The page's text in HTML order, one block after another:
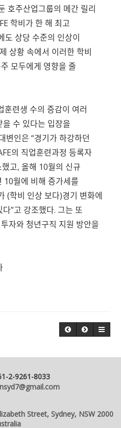
호주산업그룹의 메간 릴리
학비가 한 해 최고
도 상당 수준의 인상이
상황 속에서 이러한 학비
모두에게 영향을 줄
훈련생 수의 증감이 여러
수 있다는 입장을
변인은 “경기가 하강하던
의 직업훈련과정 등록자
고, 올해 10월의 신규
10월에 비해 증가세를
(학비 인상 보다)경기 변화에
”고 강조했다. 그는 또
자와 청년구직 지원 방안을
2-9261-8033
Street, Sydney, NSW 2000